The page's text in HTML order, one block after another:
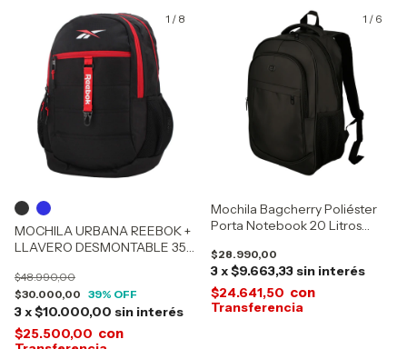
1 / 8
MOCHILA URBANA REEBOK +
LLAVERO DESMONTABLE 35L
$30.000,00
$48.990,00
39% OFF
3x$10.000,00 sin interés
$25.500,00 con
1 / 6
Mochila Bagcherry Poliéster
Porta Notebook 20 Litros
$28.990,00
3x$9.663,33 sin interés
$24.641,50 con